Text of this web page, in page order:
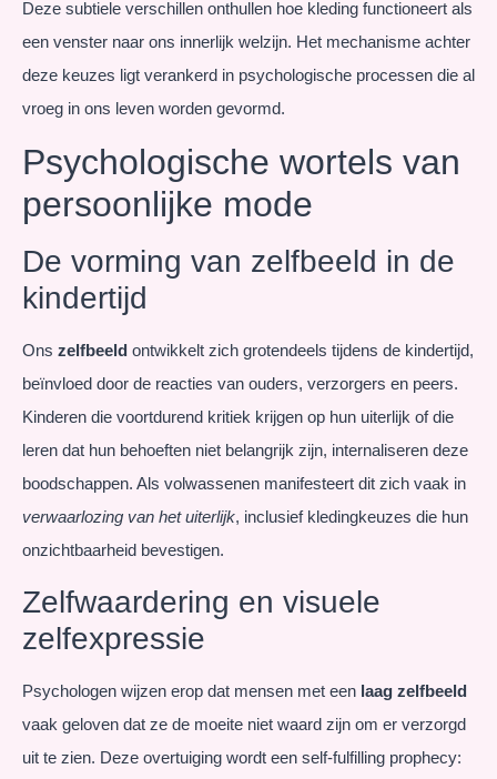
Deze subtiele verschillen onthullen hoe kleding functioneert als
een venster naar ons innerlijk welzijn. Het mechanisme achter
deze keuzes ligt verankerd in psychologische processen die al
vroeg in ons leven worden gevormd.
Psychologische wortels van
persoonlijke mode
De vorming van zelfbeeld in de
kindertijd
Ons zelfbeeld ontwikkelt zich grotendeels tijdens de kindertijd,
beïnvloed door de reacties van ouders, verzorgers en peers.
Kinderen die voortdurend kritiek krijgen op hun uiterlijk of die
leren dat hun behoeften niet belangrijk zijn, internaliseren deze
boodschappen. Als volwassenen manifesteert dit zich vaak in
verwaarlozing van het uiterlijk, inclusief kledingkeuzes die hun
onzichtbaarheid bevestigen.
Zelfwaardering en visuele
zelfexpressie
Psychologen wijzen erop dat mensen met een laag zelfbeeld
vaak geloven dat ze de moeite niet waard zijn om er verzorgd
uit te zien. Deze overtuiging wordt een self-fulfilling prophecy: